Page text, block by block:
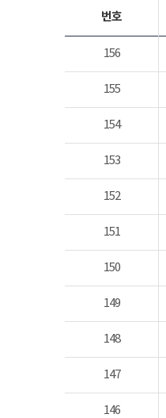
번호
156
155
154
153
152
151
150
149
148
147
146